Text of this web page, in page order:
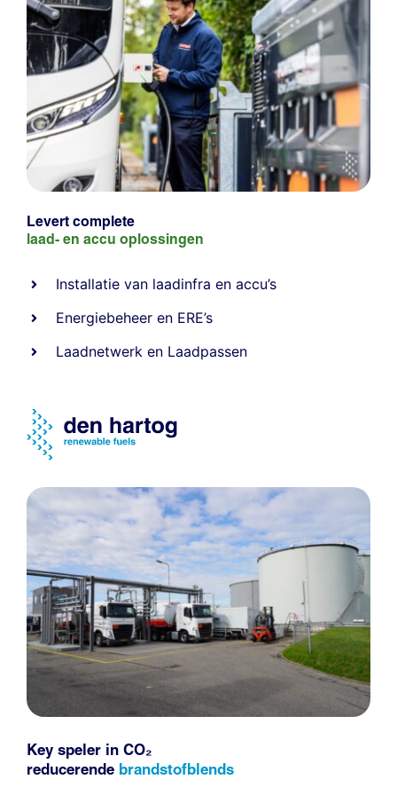
Levert complete
laad- en accu oplossingen
Installatie van laadinfra en accu’s
Energiebeheer en ERE’s
Laadnetwerk en Laadpassen
Key speler in CO₂
reducerende brandstofblends